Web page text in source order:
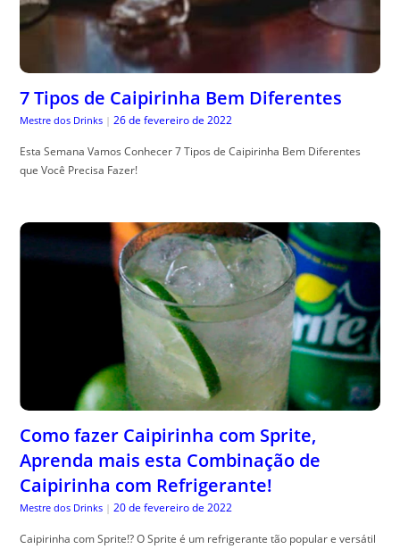
7 Tipos de Caipirinha Bem Diferentes
Mestre dos Drinks | 26 de fevereiro de 2022
Esta Semana Vamos Conhecer 7 Tipos de Caipirinha Bem Diferentes
que Você Precisa Fazer!
Como fazer Caipirinha com Sprite,
Aprenda mais esta Combinação de
Caipirinha com Refrigerante!
Mestre dos Drinks | 20 de fevereiro de 2022
Caipirinha com Sprite!? O Sprite é um refrigerante tão popular e versátil